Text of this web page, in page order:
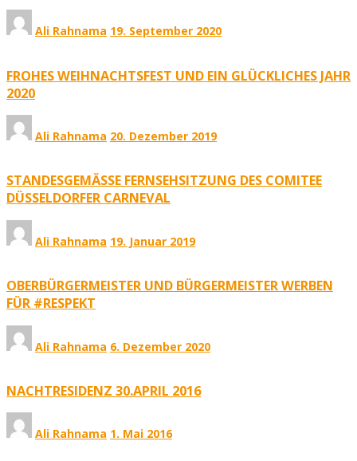
Ali Rahnama 19. September 2020
FROHES WEIHNACHTSFEST UND EIN GLÜCKLICHES JAHR
2020
Ali Rahnama 20. Dezember 2019
STANDESGEMÄSSE FERNSEHSITZUNG DES COMITEE D
ÜSSELDORFER CARNEVAL
Ali Rahnama 19. Januar 2019
OBERBÜRGERMEISTER UND BÜRGERMEISTER WERBEN
FÜR #RESPEKT
Ali Rahnama 6. Dezember 2020
NACHTRESIDENZ 30.APRIL 2016
Ali Rahnama 1. Mai 2016